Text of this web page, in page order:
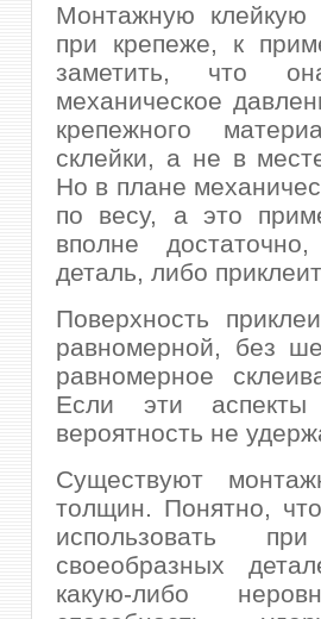
Монтажную клейкую
при крепеже, к
заметить, что
механическое
крепежного
склейки, а не в
Но в плане
по весу, а это
вполне
деталь, либо
Поверхность
равномерной, без
равномерное
Если эти
вероятность не
Существуют
толщин. Понятно,
использовать
своеобразных
какую-либо